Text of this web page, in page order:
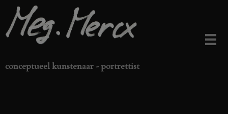
naar
de
conceptueel kunstenaar - portrettist